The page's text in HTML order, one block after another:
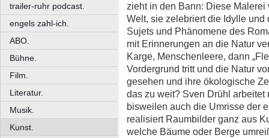
trailer-ruhr podcast.
engels zahl-ich.
ABO.
Bühne.
Film.
Literatur.
Musik.
Kunst.
zieht in den Bann: Diese Malerei
Welt, sie zelebriert die Idylle
Sujets und Phänomene des
mit Erinnerungen an die Natur
Karge, Menschenleere, dann
Vordergrund tritt und die Natur
gesehen und ihre ökologische
das zu weit? Sven Drühl arbeitet
bisweilen auch die Umrisse der
realisiert Raumbilder ganz aus
welche Bäume oder Berge